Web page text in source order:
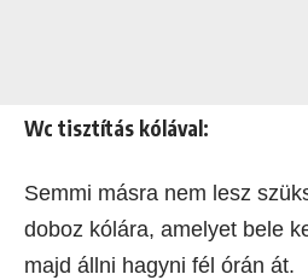
Wc tisztítás kólával:
Semmi másra nem lesz
doboz kólára, amelyet bele
majd állni hagyni fél órán át.